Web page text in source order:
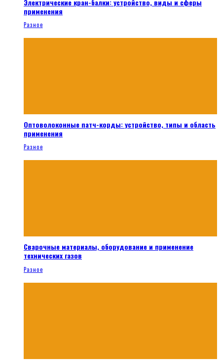
применения
Разное
Оптоволоконные патч-корды: устройство, типы и область
применения
Разное
Сварочные материалы, оборудование и применение
технических газов
Разное